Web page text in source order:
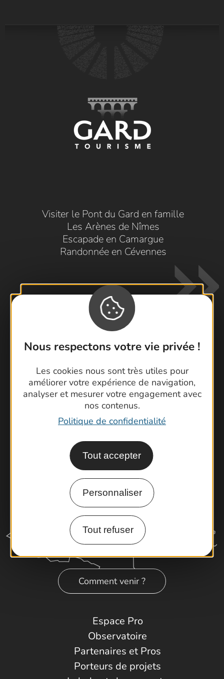
Nous respectons votre vie privée !
Les cookies nous sont très utiles pour
améliorer votre expérience de navigation,
analyser et mesurer votre engagement avec
nos contenus.
Politique de confidentialité
Tout accepter
Personnaliser
Tout refuser
Visiter le Pont du Gard en famille
Les Arènes de Nîmes
Escapade en Camargue
Randonnée en Cévennes
Foire aux questions
Brochures
Cartoguides et Topoguides
Latitude Gard
Comment venir ?
Espace Pro
Observatoire
Partenaires et Pros
Porteurs de projets